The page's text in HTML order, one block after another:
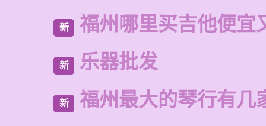
新 福州哪里买吉他便宜
新 乐器批发
新 福州最大的琴行有几